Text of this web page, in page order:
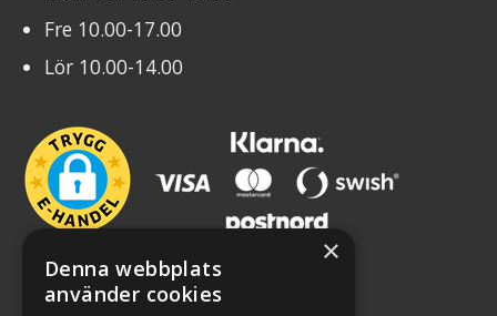
Fre 10.00-17.00
Lör 10.00-14.00
×
Denna webbplats
använder cookies